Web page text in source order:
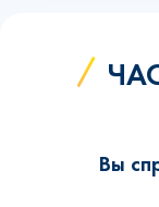
Вы